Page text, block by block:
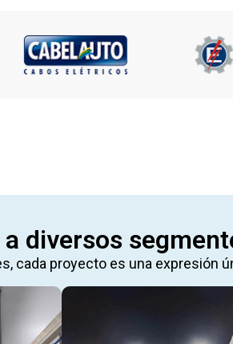
diversos
cada proyecto es una expresión